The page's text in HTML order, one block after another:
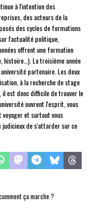
à l'intention des
des acteurs de la
des cycles de formations
l'actualité politique,
offrent une formation
histoire…). La troisième année
partenaire. Les deux
à la recherche de stage
est donc difficile de trouver le
ouvrent l'esprit, vous
et surtout vous
judicieux de s'attarder sur ce
ça marche ?